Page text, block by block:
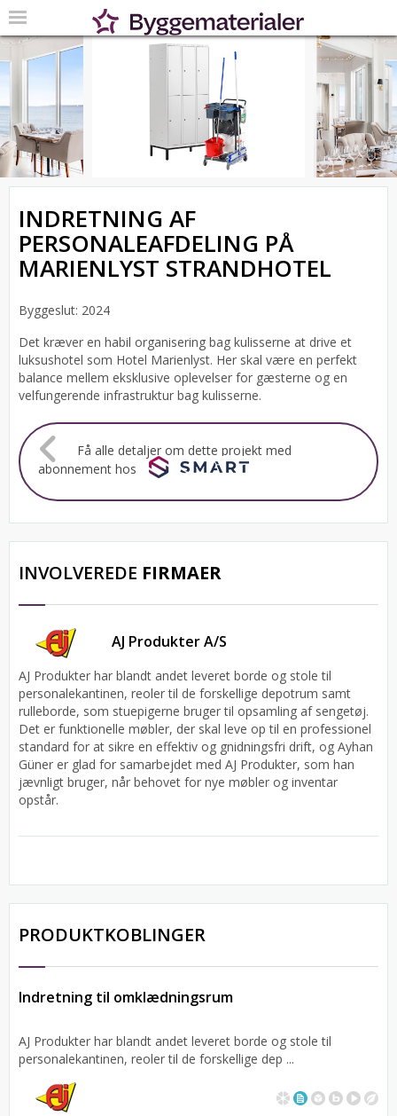
INDRETNING AF
PERSONALEAFDELING PÅ
MARIENLYST STRANDHOTEL
Byggeslut: 2024
Det kræver en habil organisering bag kulisserne at drive et
luksushotel som Hotel Marienlyst. Her skal være en perfekt
balance mellem eksklusive oplevelser for gæsterne og en
velfungerende infrastruktur bag kulisserne.
Få alle detaljer om dette projekt med
abonnement hos
INVOLVEREDE FIRMAER
AJ Produkter A/S
AJ Produkter har blandt andet leveret borde og stole til
personalekantinen, reoler til de forskellige depotrum samt
rulleborde, som stuepigerne bruger til opsamling af sengetøj.
Det er funktionelle møbler, der skal leve op til en professionel
standard for at sikre en effektiv og gnidningsfri drift, og Ayhan
Güner er glad for samarbejdet med AJ Produkter, som han
jævnligt bruger, når behovet for nye møbler og inventar
opstår.
PRODUKTKOBLINGER
Indretning til omklædningsrum
AJ Produkter har blandt andet leveret borde og stole til
personalekantinen, reoler til de forskellige dep ...